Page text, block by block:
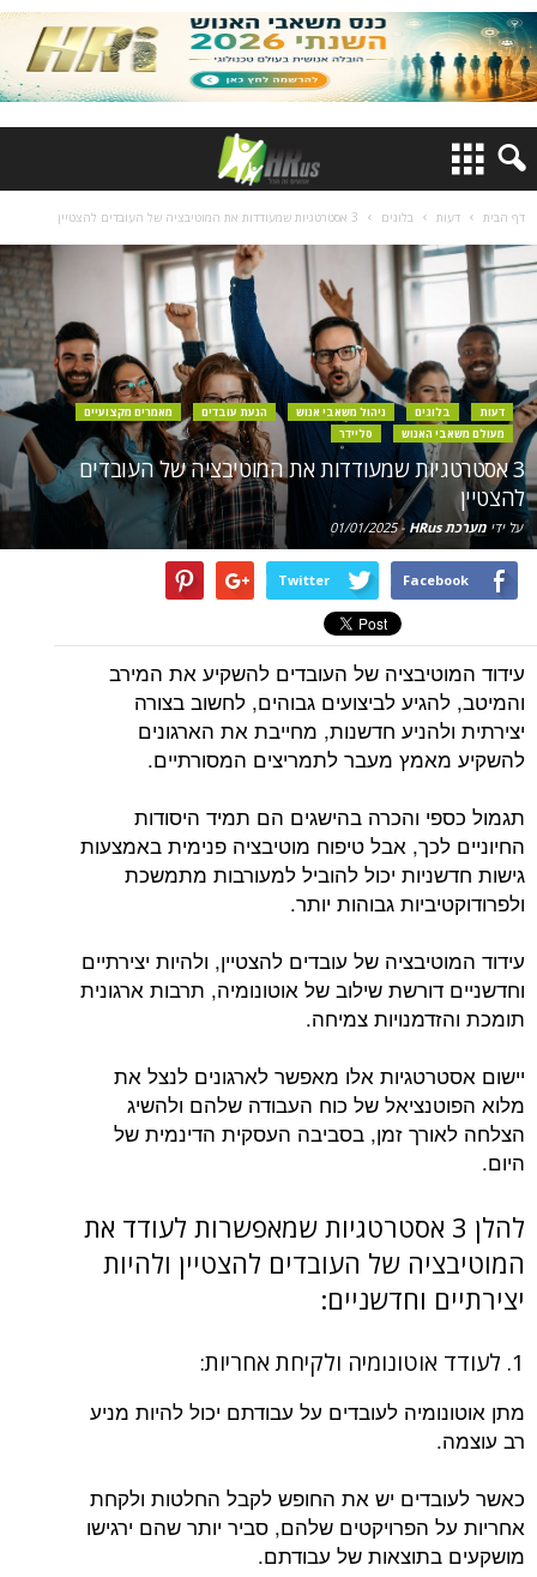
דף הבית דעות בלוגים 3 אסטרטגיות שמעודדות את המוטיבציה של העובדים להצטיין
דעות בלוגים ניהול משאבי אנוש הנעת עובדים
מאמרים מקצועיים
מעולם משאבי האנוש
סליידר
3 אסטרטגיות שמעודדות את המוטיבציה של העובדים
להצטיין
על ידי מערכת HRus -
01/01/2025
Facebook
Twitter
עידוד המוטיבציה של העובדים להשקיע את המירב
והמיטב, להגיע לביצועים גבוהים, לחשוב בצורה
יצירתית ולהניע חדשנות, מחייבת את הארגונים
להשקיע מאמץ מעבר לתמריצים המסורתיים.
תגמול כספי והכרה בהישגים הם תמיד היסודות
החיוניים לכך, אבל טיפוח מוטיבציה פנימית באמצעות
גישות חדשניות יכול להוביל למעורבות מתמשכת
ולפרודוקטיביות גבוהות יותר.
עידוד המוטיבציה של עובדים להצטיין, ולהיות יצירתיים
וחדשניים דורשת שילוב של אוטונומיה, תרבות ארגונית
תומכת והזדמנויות צמיחה.
יישום אסטרטגיות אלו מאפשר לארגונים לנצל את
מלוא הפוטנציאל של כוח העבודה שלהם ולהשיג
הצלחה לאורך זמן, בסביבה העסקית הדינמית של
היום.
להלן 3 אסטרטגיות שמאפשרות לעודד את
המוטיבציה של העובדים להצטיין ולהיות
יצירתיים וחדשניים:
1. לעודד אוטונומיה ולקיחת אחריות:
מתן אוטונומיה לעובדים על עבודתם יכול להיות מניע
רב עוצמה.
כאשר לעובדים יש את החופש לקבל החלטות ולקחת
אחריות על הפרויקטים שלהם, סביר יותר שהם ירגישו
מושקעים בתוצאות של עבודתם.